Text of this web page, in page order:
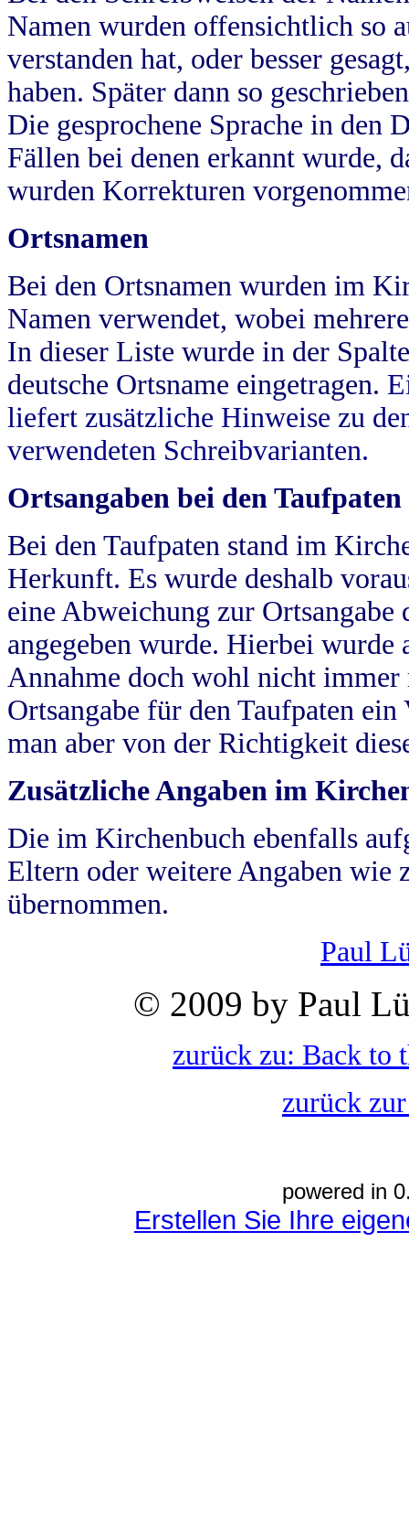
Namen wurden offensichtlich so
verstanden hat, oder besser
haben. Später dann so
Die gesprochene Sprache in
Fällen bei denen erkannt wurde,
wurden Korrekturen
Ortsnamen
Bei den Ortsnamen wurden im
Namen verwendet, wobei
In dieser Liste wurde in der
deutsche Ortsname eingetragen.
liefert zusätzliche Hinweise zu
verwendeten Schreibvarianten.
Ortsangaben bei den Taufpaten
Bei den Taufpaten stand im
Herkunft. Es wurde deshalb
eine Abweichung zur
angegeben wurde. Hierbei wurde
Annahme doch wohl nicht
Ortsangabe für den Taufpaten
man aber von der Richtigkeit
Zusätzliche Angaben im
Die im Kirchenbuch ebenfalls
Eltern oder weitere Angaben wie
übernommen.
Paul
© 2009 by Paul
zurück zu: Back to
zurück
powered in
Erstellen Sie Ihre